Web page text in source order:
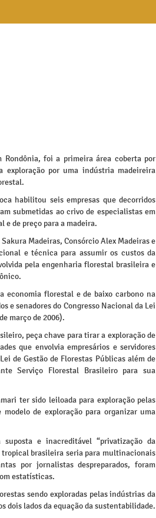
Rondônia, foi a primeira área coberta por
exploração por uma indústria madeireira
habilitou seis empresas que decorridos
submetidas ao crivo de especialistas em
de preço para a madeira.
Madeiras, Consórcio Alex Madeiras e
e técnica para assumir os custos da
pela engenharia florestal brasileira e
economia florestal e de baixo carbono na
e senadores do Congresso Nacional da Lei
março de 2006).
peça chave para tirar a exploração de
que envolvia empresários e servidores
de Gestão de Florestas Públicas além de
Serviço Florestal Brasileiro para sua
ter sido leiloada para exploração pelas
de exploração para organizar uma
e inacreditável “privatização da
tropical brasileira seria para multinacionais
por jornalistas despreparados, foram
estatísticas.
sendo exploradas pelas indústrias da
dois lados da equação da sustentabilidade.